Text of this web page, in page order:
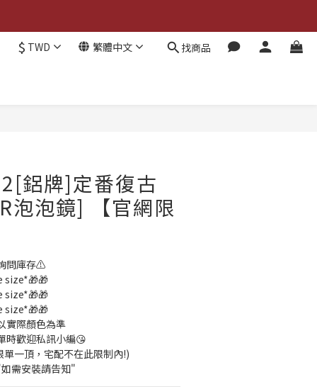
$ TWD 繁體中文 找商品
鋁牌]定番復古
泡泡鏡] 【官網限
問庫存⚠️
size*🎁🎁
size*🎁🎁
size*🎁🎁
實際顏色為準
時歡迎私訊小編😘
一頂，宅配不在此限制內!)
需安裝請告知"